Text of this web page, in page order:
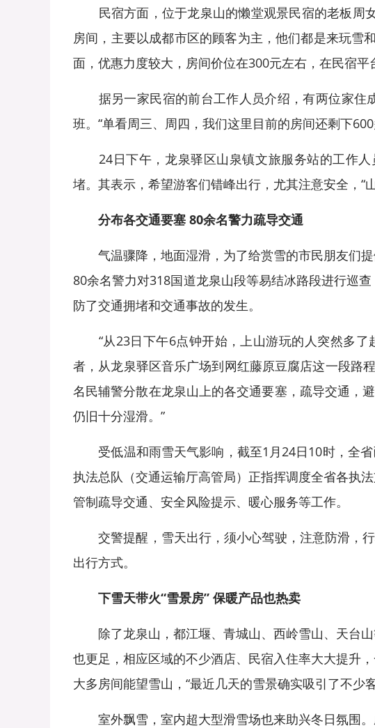
民宿方面，位于龙泉山的懒堂观景民宿的老板周
房间，主要以成都市区的顾客为主，他们都是来玩雪
面，优惠力度较大，房间价位在300元左右，在民宿平
据另一家民宿的前台工作人员介绍，有两位家住
班。“单看周三、周四，我们这里目前的房间还剩下
24日下午，龙泉驿区山泉镇文旅服务站的工作人
堵。其表示，希望游客们错峰出行，尤其注意安全，“
分布各交通要塞 80余名警力疏导交通
气温骤降，地面湿滑，为了给赏雪的市民朋友们提
80余名警力对318国道龙泉山段等易结冰路段进行巡
防了交通拥堵和交通事故的发生。
“从23日下午6点钟开始，上山游玩的人突然多了
者，从龙泉驿区音乐广场到网红藤原豆腐店这一段路
名民辅警分散在龙泉山上的各交通要塞，疏导交通，
仍旧十分湿滑。”
受低温和雨雪天气影响，截至1月24日10时，全省
执法总队（交通运输厅高管局）正指挥调度全省各执
管制疏导交通、安全风险提示、暖心服务等工作。
交警提醒，雪天出行，须小心驾驶，注意防滑，行
出行方式。
下雪天带火“雪景房” 保暖产品也热卖
除了龙泉山，都江堰、青城山、西岭雪山、天台山
也更足，相应区域的不少酒店、民宿入住率大大提升
大多房间能望雪山，“最近几天的雪景确实吸引了不少
室外飘雪，室内超大型滑雪场也来助兴冬日氛围。